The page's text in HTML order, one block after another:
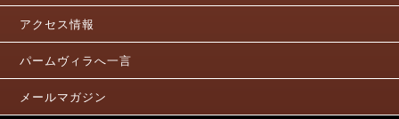
アクセス情報
パームヴィラへ一言
メールマガジン